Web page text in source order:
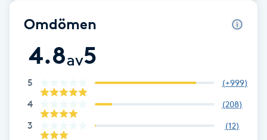
Friskvårdsmassage
Funktionsanalys
Färgning
Omdömen
4.8av5
5 (+999)
4 (208)
3 (12)